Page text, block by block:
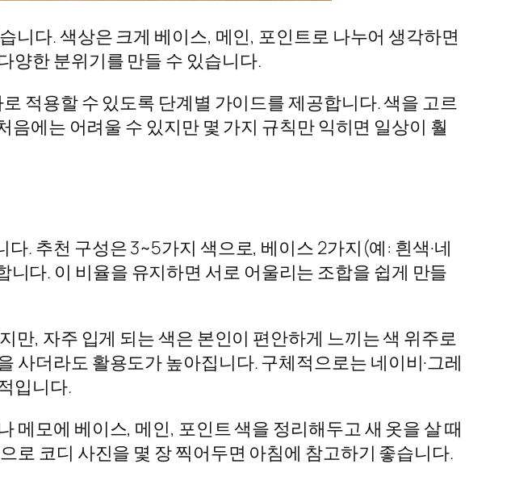
니다. 색상은 크게 베이스, 메인, 포인트로 나누어 생각하면
양한 분위기를 만들 수 있습니다.
적용할 수 있도록 단계별 가이드를 제공합니다. 색을 고르
에는 어려울 수 있지만 몇 가지 규칙만 익히면 일상이 훨
. 추천 구성은 3~5가지 색으로, 베이스 2가지(예: 흰색·네
다. 이 비율을 유지하면 서로 어울리는 조합을 쉽게 만들
만, 자주 입게 되는 색은 본인이 편안하게 느끼는 색 위주로
사더라도 활용도가 높아집니다. 구체적으로는 네이비·그레
입니다.
메모에 베이스, 메인, 포인트 색을 정리해두고 새 옷을 살 때
로 코디 사진을 몇 장 찍어두면 아침에 참고하기 좋습니다.